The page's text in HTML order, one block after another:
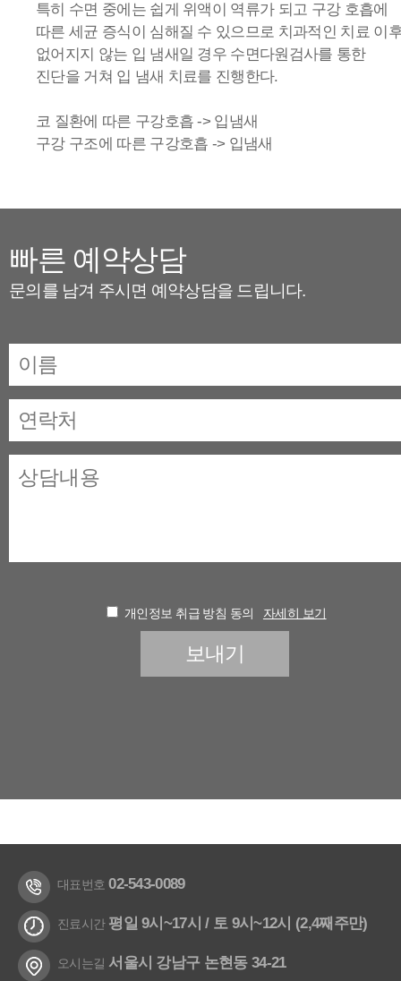
특히 수면 중에는 쉽게 위액이 역류가 되고 구강 호흡에
따른 세균 증식이 심해질 수 있으므로 치과적인 치료 이
없어지지 않는 입 냄새일 경우 수면다원검사를 통한
진단을 거쳐 입 냄새 치료를 진행한다.
코 질환에 따른 구강호흡 -> 입냄새
구강 구조에 따른 구강호흡 -> 입냄새
빠른 예약상담
문의를 남겨 주시면 예약상담을 드립니다.
개인정보 취급 방침 동의 자세히 보기
대표번호02-543-0089
진료시간 평일 9시~17시 / 토 9시~12시 (2,4째주만)
오시는길 서울시 강남구 논현동 34-21